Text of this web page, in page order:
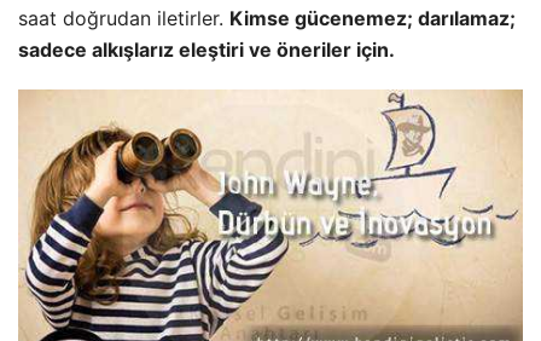
saat doğrudan iletirler. Kimse gücenemez; darılamaz;
sadece alkışlarız eleştiri ve öneriler için.